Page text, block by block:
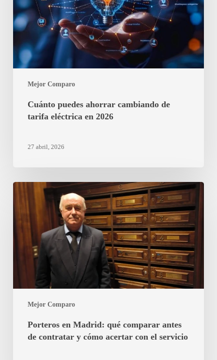
Mejor Comparo
tarifa
eléctrica
en
2026
Cuánto puedes ahorrar cambiando de
tarifa eléctrica en 2026
27 abril, 2026
Mejor Comparo
acertar
Porteros en Madrid: qué comparar antes
de contratar y cómo acertar con el servicio